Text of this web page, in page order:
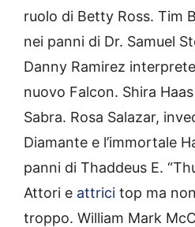
ruolo di Betty Ross. Tim
nei panni di Dr. Samuel
Danny Ramirez
nuovo Falcon. Shira
Sabra. Rosa Salazar,
Diamante e l’immortale
panni di Thaddeus E.
Attori e attrici top ma
troppo. William Mark